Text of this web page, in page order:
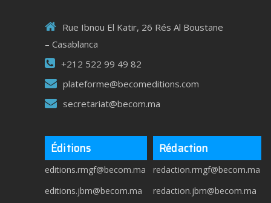
Rue Ibnou El Katir, 26 Rés Al Boustane
– Casablanca
+212 522 99 49 82
plateforme@becomeditions.com
secretariat@becom.ma
Éditions
editions.rmgf@becom.ma
editions.jbm@becom.ma
Rédaction
redaction.rmgf@becom.ma
redaction.jbm@becom.ma